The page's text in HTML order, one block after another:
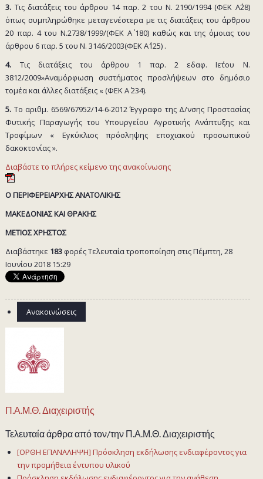
3. Τις διατάξεις του άρθρου 14 παρ. 2 του Ν. 2190/1994 (ΦΕΚ Α΄28)
όπως συμπληρώθηκε μεταγενέστερα με τις διατάξεις του άρθρου
20 παρ. 4 του Ν.2738/1999/(ΦΕΚ Α΄ 180) καθώς και της όμοιας του
άρθρου 6 παρ. 5 του Ν. 3146/2003(ΦΕΚ Α΄125) .
4. Τις διατάξεις του άρθρου 1 παρ. 2 εδαφ. Ιε΄του Ν.
3812/2009»Αναμόρφωση συστήματος προσλήψεων στο δημόσιο
τομέα και άλλες διατάξεις « (ΦΕΚ Α΄ 234).
5. Το αριθμ. 6569/67952/14-6-2012 Έγγραφο της Δ/νσης Προστασίας
Φυτικής Παραγωγής του Υπουργείου Αγροτικής Ανάπτυξης και
Τροφίμων « Εγκύκλιος πρόσληψης εποχιακού προσωπικού
δακοκτονίας ».
Διαβάστε το πλήρες κείμενο της ανακοίνωσης
Ο ΠΕΡΙΦΕΡΕΙΑΡΧΗΣ ΑΝΑΤΟΛΙΚΗΣ
ΜΑΚΕΔΟΝΙΑΣ ΚΑΙ ΘΡΑΚΗΣ
ΜΕΤΙΟΣ ΧΡΗΣΤΟΣ
Διαβάστηκε 183φορέςΤελευταία τροποποίηση στις Πέμπτη, 28
Ιουνίου 2018 15:29
Ανακοινώσεις
Π.Α.Μ.Θ. Διαχειριστής
Τελευταία άρθρα από τον/την Π.Α.Μ.Θ. Διαχειριστής
[ΟΡΘΗ ΕΠΑΝΑΛΗΨΗ] Πρόσκληση εκδήλωσης ενδιαφέροντος για
την προμήθεια έντυπου υλικού